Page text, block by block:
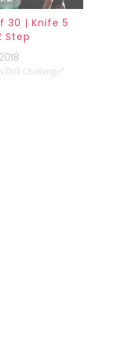
30 | Knife 5
Step
Drill Challenge"